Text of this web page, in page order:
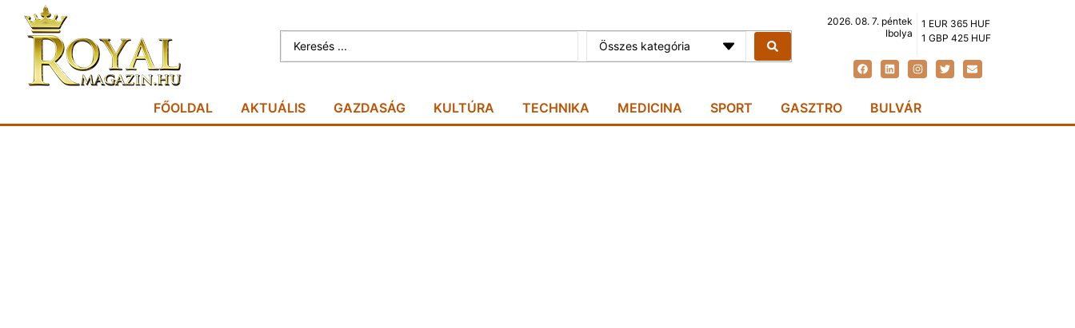
Összes kategória
2026. 08. 7. péntek
Ibolya
1 EUR 365 HUF
1 GBP 425 HUF
FŐOLDAL AKTUÁLIS GAZDASÁG KULTÚRA TECHNIKA MEDICINA SPORT GASZTRO BULVÁR